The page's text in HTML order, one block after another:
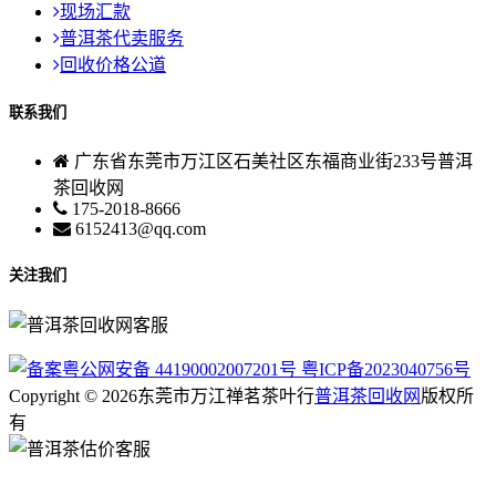
现场汇款
普洱茶代卖服务
回收价格公道
联系我们
广东省东莞市万江区石美社区东福商业街233号普洱
茶回收网
175-2018-8666
6152413@qq.com
关注我们
粤公网安备 44190002007201号 粤ICP备2023040756号
Copyright © 2026东莞市万江禅茗茶叶行普洱茶回收网 版权所
有